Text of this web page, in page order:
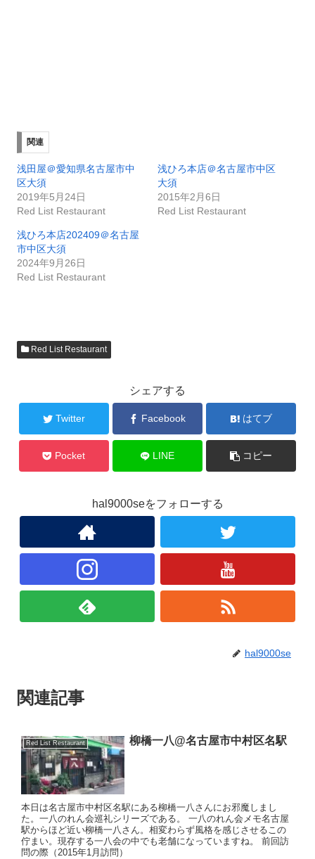
関連
浅田屋＠愛知県名古屋市中
区大須
2019年5月24日
Red List Restaurant
浅ひろ本店＠名古屋市中区
大須
2015年2月6日
Red List Restaurant
浅ひろ本店202409＠名古屋
市中区大須
2024年9月26日
Red List Restaurant
Red List Restaurant
シェアする
Twitter Facebook はてブ
Pocket LINE コピー
hal9000seをフォローする
hal9000se
関連記事
Red List Restaurant 柳橋一八@名古屋市中村区名駅
本日は名古屋市中村区名駅にある柳橋一八さんにお邪魔しまし
た。一八のれん会巡礼シリーズである。 一八のれん会メモ名古屋
駅からほど近い柳橋一八さん。相変わらず風格を感じさせるこの
佇まい。現存する一八会の中でも老舗になっていますね。 前回訪
問の際（2015年1月訪問）